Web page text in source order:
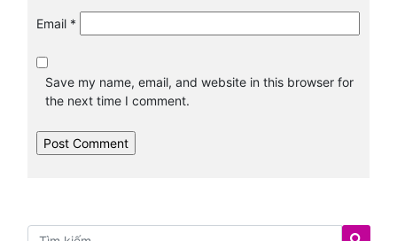
Email *
Save my name, email, and website in this browser for
the next time I comment.